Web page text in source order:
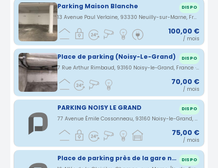
Parking Maison Blanche DISPO
13 Avenue Paul Verlaine, 93330 Neuilly-sur-Marne, France · 2.78 km
100,00 €
/ mois
Place de parking (Noisy-Le-Grand) DISPO
7 Rue Arthur Rimbaud, 93160 Noisy-le-Grand, France · 2.99 km
70,00 €
/ mois
PARKING NOISY LE GRAND DISPO
77 Avenue Émile Cossonneau, 93160 Noisy-le-Grand, France · 3.04 km
75,00 €
/ mois
Place de parking près de la gare noisy DISPO